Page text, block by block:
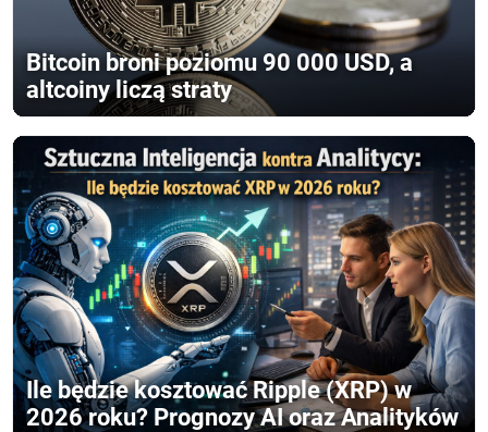
Bitcoin broni poziomu 90 000 USD, a
altcoiny liczą straty
Ile będzie kosztować Ripple (XRP) w
2026 roku? Prognozy AI oraz Analityków